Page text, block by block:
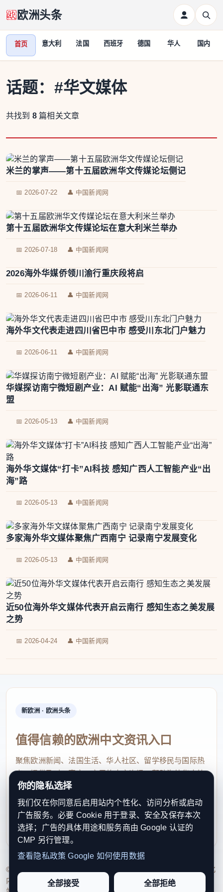
欧洲头条
首页 意大利 法国 西班牙 德国 华人 国内
话题： #华文媒体
共找到 8 篇相关文章
米兰的掌声——第十五届欧洲华文传媒论坛侧记
📅 2026-07-22 👤 中国新闻网
第十五届欧洲华文传媒论坛在意大利米兰举办
📅 2026-07-18 👤 中国新闻网
2026海外华媒侨领川渝行重庆段将启
📅 2026-06-11 👤 中国新闻网
海外华文代表走进四川省巴中市 感受川东北门户魅力
📅 2026-06-11 👤 中国新闻网
华媒探访南宁微短剧产业：AI 赋能“出海” 光影联通东
盟
📅 2026-05-13 👤 中国新闻网
海外华文媒体“打卡”AI科技 感知广西人工智能产业“出
海”路
📅 2026-05-13 👤 中国新闻网
多家海外华文媒体聚焦广西南宁 记录南宁发展变化
📅 2026-05-13 👤 中国新闻网
近50位海外华文媒体代表开启云南行 感知生态之美发展
之势
📅 2026-04-24 👤 中国新闻网
新欧洲 · 欧洲头条
值得信赖的欧洲中文资讯入口
聚焦欧洲新闻、法国生活、华人社区、留学移民与国际热
点，提供及时、真实、实用的中文资讯，帮助海外华人快
速了解欧洲动态。
contact@xinouzhou.com
服务支持、版权与合作：工作日优先处理站务、投稿与权
利通知
© 2026 新欧洲·欧洲头条. All Rights Reserved. 本网站持续优化
内容透明度、联系方式与用户权利说明，以提升品牌信任感和
你的隐私选择
我们仅在你同意后启用站内个性化、访问分析或启动
广告服务。必要 Cookie 用于登录、安全及保存本次
选择；广告的具体用途和服务商由 Google 认证的
CMP 另行管理。
查看隐私政策 Google 如何使用数据
全部接受 全部拒绝